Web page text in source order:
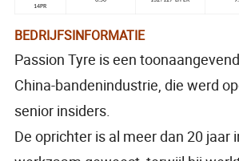
14PR
BEDRIJFSINFORMATIE
Passion Tyre is een
China-bandenindustrie, die werd
senior insiders.
De oprichter is al meer dan 20 jaar